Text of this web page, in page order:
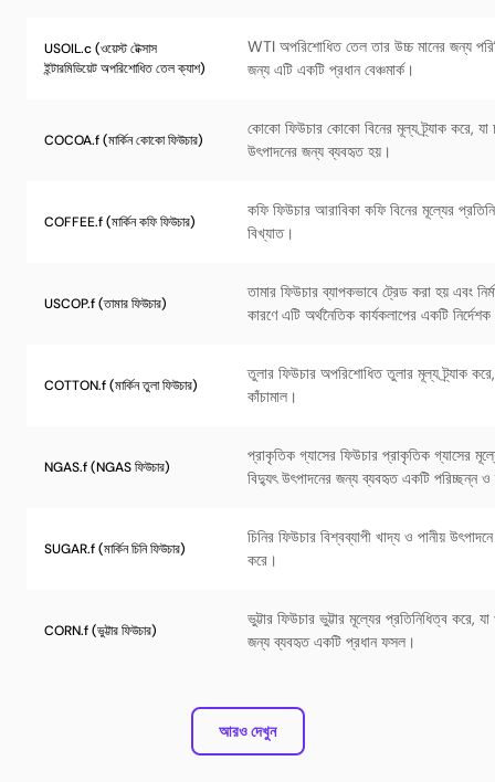
USOIL.c (ওয়েস্ট টেক্সাস
ইন্টারমিডিয়েট অপরিশোধিত তেল ক্যাশ)
WTI অপরিশোধিত তেল তার উচ্চ মানের জন্য
জন্য এটি একটি প্রধান বেঞ্চমার্ক।
COCOA.f (মার্কিন কোকো ফিউচার)
কোকো ফিউচার কোকো বিনের মূল্য ট্র্যাক করে, যা
উৎপাদনের জন্য ব্যবহৃত হয়।
COFFEE.f (মার্কিন কফি ফিউচার)
কফি ফিউচার আরাবিকা কফি বিনের মূল্যের
বিখ্যাত।
USCOP.f (তামার ফিউচার)
তামার ফিউচার ব্যাপকভাবে ট্রেড করা হয় এবং
কারণে এটি অর্থনৈতিক কার্যকলাপের একটি
COTTON.f (মার্কিন তুলা ফিউচার)
তুলার ফিউচার অপরিশোধিত তুলার মূল্য ট্র্যাক
কাঁচামাল।
NGAS.f (NGAS ফিউচার)
প্রাকৃতিক গ্যাসের ফিউচার প্রাকৃতিক গ্যাসের
বিদ্যুৎ উৎপাদনের জন্য ব্যবহৃত একটি পরিচ্ছন্ন ও
SUGAR.f (মার্কিন চিনি ফিউচার)
চিনির ফিউচার বিশ্বব্যাপী খাদ্য ও পানীয়
করে।
CORN.f (ভুট্টার ফিউচার)
ভুট্টার ফিউচার ভুট্টার মূল্যের প্রতিনিধিত্ব করে,
জন্য ব্যবহৃত একটি প্রধান ফসল।
আরও দেখুন